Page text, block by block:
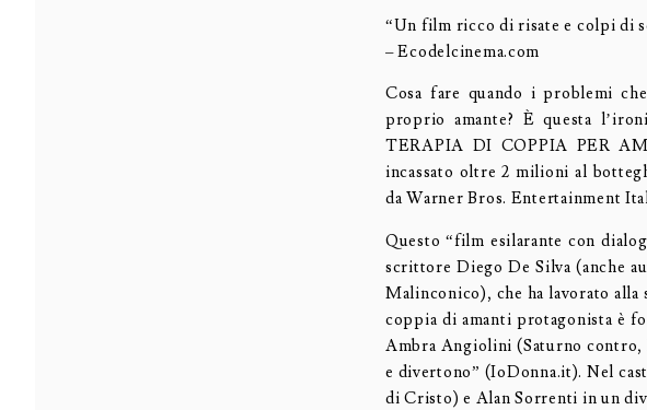
“Un film ricco di risate e colpi di
– Ecodelcinema.com
Cosa fare quando i problemi
proprio amante? È questa
TERAPIA DI COPPIA PER
incassato oltre 2 milioni al
da Warner Bros. Entertainment
Questo “film esilarante con
scrittore Diego De Silva (anche
Malinconico), che ha lavorato alla
coppia di amanti protagonista è
Ambra Angiolini (Saturno contro,
e divertono” (IoDonna.it). Nel
di Cristo) e Alan Sorrenti in un